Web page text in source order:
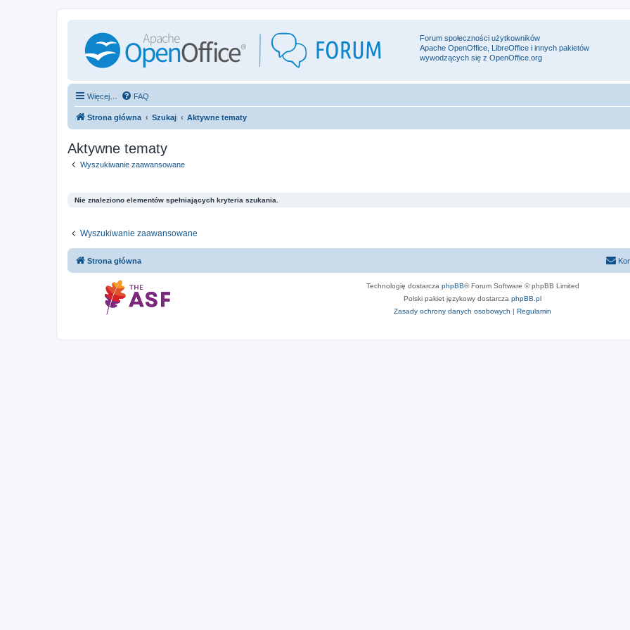
Forum społeczności użytkowników
Apache OpenOffice, LibreOffice i innych pakietów
wywodzących się z OpenOffice.org
Więcej… FAQ
Strona główna Szukaj Aktywne tematy
Aktywne tematy
Wyszukiwanie zaawansowane
Nie znaleziono elementów spełniających kryteria szukania.
Wyszukiwanie zaawansowane
Strona główna
Technologię dostarcza phpBB® Forum Software © phpBB Limited
Polski pakiet językowy dostarcza phpBB.pl
Zasady ochrony danych osobowych | Regulamin